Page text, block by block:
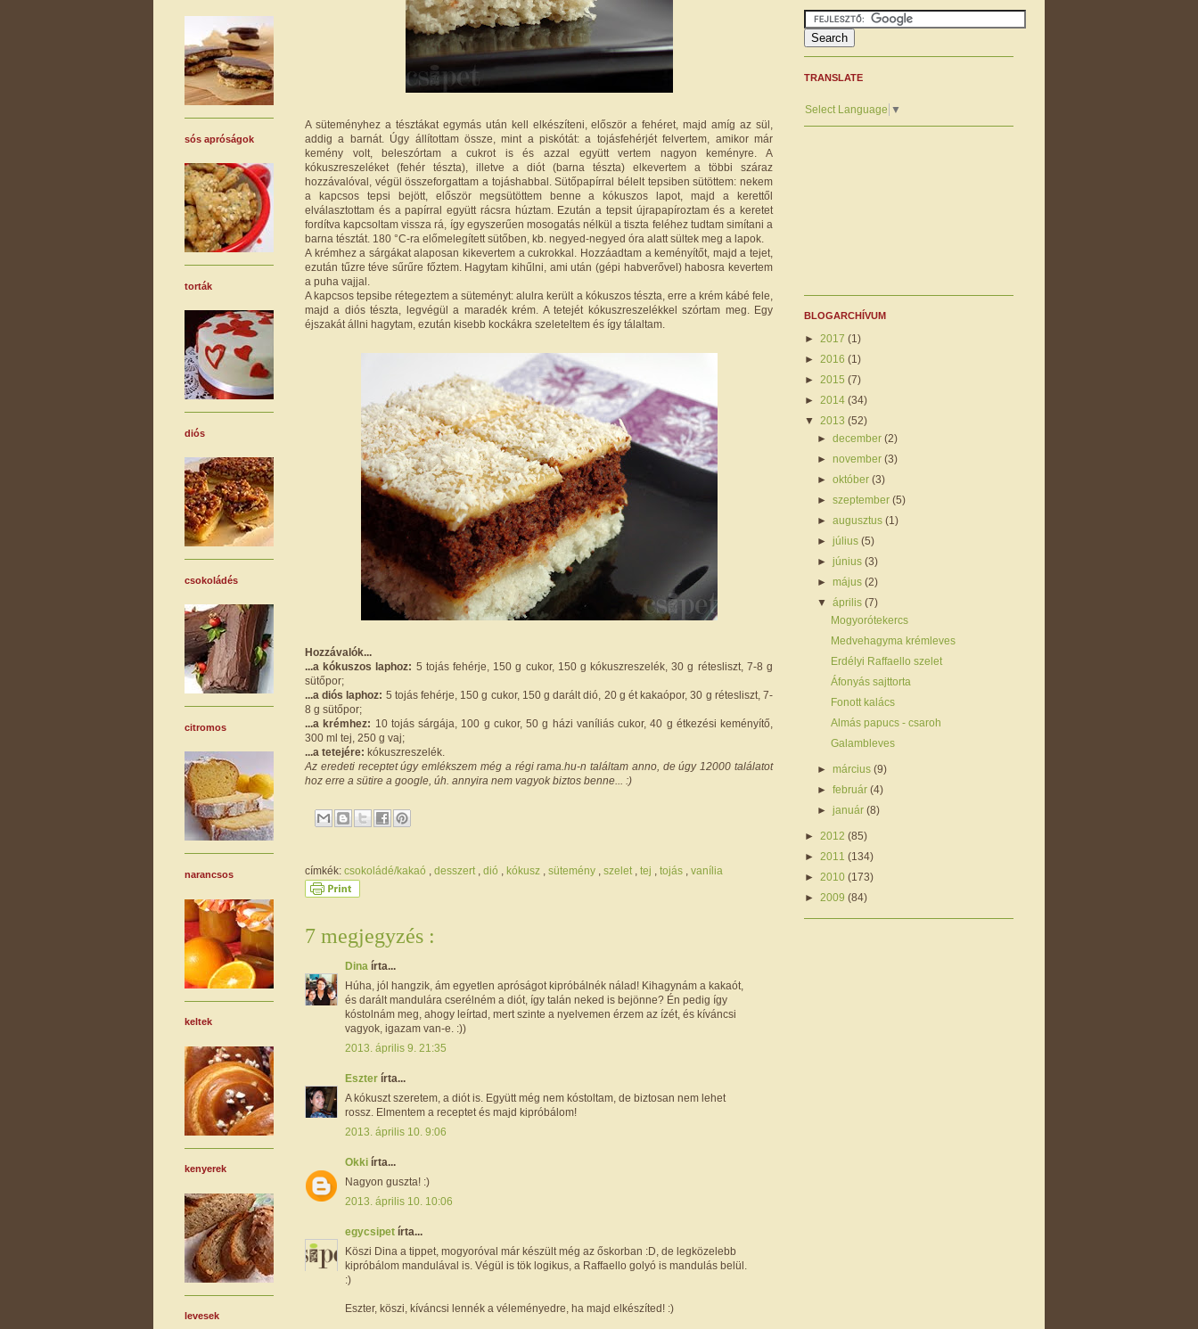
A süteményhez a tésztákat egymás után kell elkészíteni, először a fehéret, majd amíg az sül,
addig a barnát. Úgy állítottam össze, mint a piskótát: a tojásfehérjét felvertem, amikor már
kemény volt, beleszórtam a cukrot is és azzal együtt vertem nagyon keményre. A
kókuszreszeléket (fehér tészta), illetve a diót (barna tészta) elkevertem a többi száraz
hozzávalóval, végül összeforgattam a tojáshabbal. Sütőpapírral bélelt tepsiben sütöttem: nekem
a kapcsos tepsi bejött, először megsütöttem benne a kókuszos lapot, majd a kerettől
elválasztottam és a papírral együtt rácsra húztam. Ezután a tepsit újrapapíroztam és a keretet
fordítva kapcsoltam vissza rá, így egyszerűen mosogatás nélkül a tiszta feléhez tudtam simítani a
barna tésztát. 180 °C-ra előmelegített sütőben, kb. negyed-negyed óra alatt sültek meg a lapok.
A krémhez a sárgákat alaposan kikevertem a cukrokkal. Hozzáadtam a keményítőt, majd a tejet,
ezután tűzre téve sűrűre főztem. Hagytam kihűlni, ami után (gépi habverővel) habosra kevertem
a puha vajjal.
A kapcsos tepsibe rétegeztem a süteményt: alulra került a kókuszos tészta, erre a krém kábé fele,
majd a diós tészta, legvégül a maradék krém. A tetejét kókuszreszelékkel szórtam meg. Egy
éjszakát állni hagytam, ezután kisebb kockákra szeleteltem és így tálaltam.
Hozzávalók...
...a kókuszos laphoz: 5 tojás fehérje, 150 g cukor, 150 g kókuszreszelék, 30 g rétesliszt, 7-8 g
sütőpor;
...a diós laphoz: 5 tojás fehérje, 150 g cukor, 150 g darált dió, 20 g ét kakaópor, 30 g rétesliszt, 7-
8 g sütőpor;
...a krémhez: 10 tojás sárgája, 100 g cukor, 50 g házi vaníliás cukor, 40 g étkezési keményítő,
300 ml tej, 250 g vaj;
...a tetejére: kókuszreszelék.
Az eredeti receptet úgy emlékszem még a régi rama.hu-n találtam anno, de úgy 12000 találatot
hoz erre a sütire a google, úh. annyira nem vagyok biztos benne... :)
címkék: csokoládé/kakaó desszert dió kókusz sütemény szelet tej tojás vanília
7 megjegyzés :
Dina írta...
Húha, jól hangzik, ám egyetlen apróságot kipróbálnék nálad! Kihagynám a kakaót,
és darált mandulára cserélném a diót, így talán neked is bejönne? Én pedig így
kóstolnám meg, ahogy leírtad, mert szinte a nyelvemen érzem az ízét, és kíváncsi
vagyok, igazam van-e. :))
2013. április 9. 21:35
Eszter írta...
A kókuszt szeretem, a diót is. Együtt még nem kóstoltam, de biztosan nem lehet
rossz. Elmentem a receptet és majd kipróbálom!
2013. április 10. 9:06
Okki írta...
Nagyon guszta! :)
2013. április 10. 10:06
egycsipet írta...
Köszi Dina a tippet, mogyoróval már készült még az őskorban :D, de legközelebb
kipróbálom mandulával is. Végül is tök logikus, a Raffaello golyó is mandulás belül.
:)
Eszter, köszi, kíváncsi lennék a véleményedre, ha majd elkészíted! :)
sós apróságok
torták
diós
csokoládés
citromos
narancsos
keltek
kenyerek
levesek
TRANSLATE
Select Language ▼
BLOGARCHÍVUM
► 2017 (1)
► 2016 (1)
► 2015 (7)
► 2014 (34)
▼ 2013 (52)
►december(2)
►november(3)
►október(3)
►szeptember(5)
►augusztus(1)
►július(5)
►június(3)
►május(2)
▼április(7)
Mogyorótekercs
Medvehagyma krémleves
Erdélyi Raffaello szelet
Áfonyás sajttorta
Fonott kalács
Almás papucs - csaroh
Galambleves
►március(9)
►február(4)
►január(8)
► 2012 (85)
► 2011 (134)
► 2010 (173)
► 2009 (84)